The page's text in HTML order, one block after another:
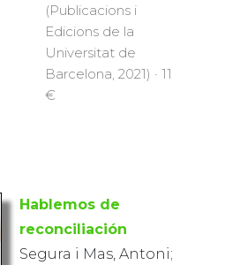
(Publicacions i
Edicions de la
Universitat de
Barcelona, 2021) · 11
€
Hablemos de
reconciliación
Segura i Mas, Antoni;